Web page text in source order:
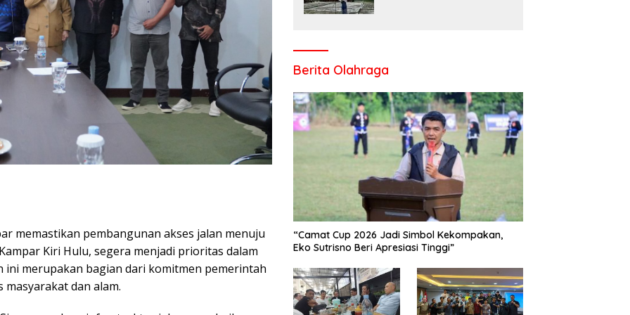
memastikan pembangunan akses jalan menuju
Kiri Hulu, segera menjadi prioritas dalam
ini merupakan bagian dari komitmen pemerintah
dan alam.
Berita Olahraga
“Camat Cup 2026 Jadi Simbol Kekompakan,
Eko Sutrisno Beri Apresiasi Tinggi”